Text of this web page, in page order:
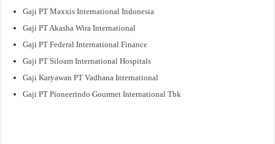
Gaji PT Maxxis International Indonesia
Gaji PT Akasha Wira International
Gaji PT Federal International Finance
Gaji PT Siloam International Hospitals
Gaji Karyawan PT Vadhana International
Gaji PT Pioneerindo Gourmet International Tbk